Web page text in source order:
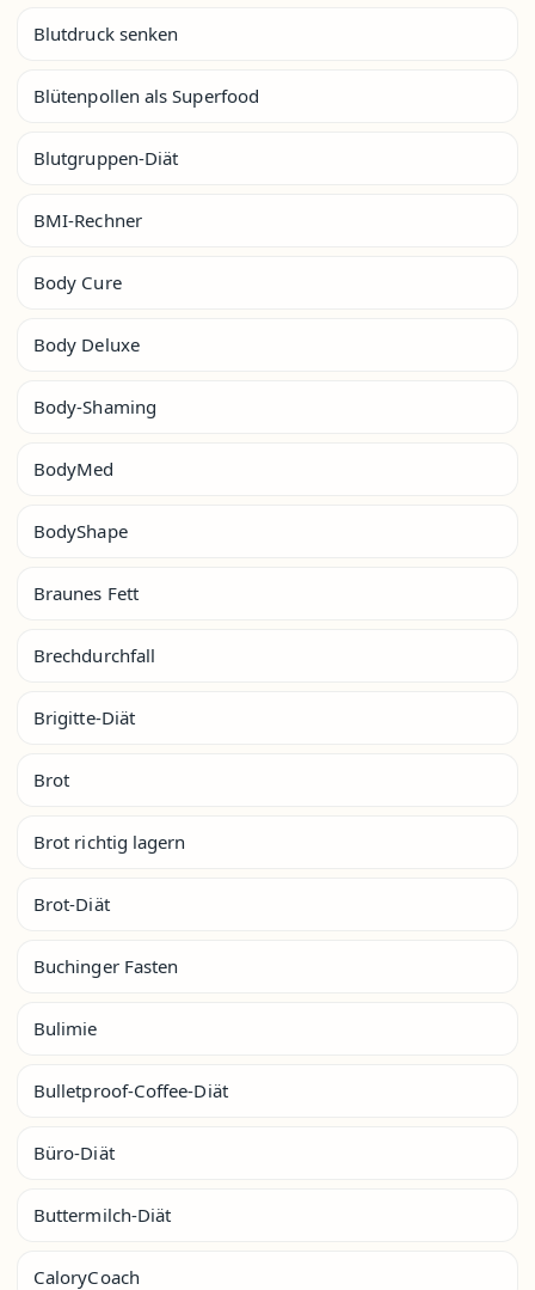
Blutdruck senken
Blütenpollen als Superfood
Blutgruppen-Diät
BMI-Rechner
Body Cure
Body Deluxe
Body-Shaming
BodyMed
BodyShape
Braunes Fett
Brechdurchfall
Brigitte-Diät
Brot
Brot richtig lagern
Brot-Diät
Buchinger Fasten
Bulimie
Bulletproof-Coffee-Diät
Büro-Diät
Buttermilch-Diät
CaloryCoach